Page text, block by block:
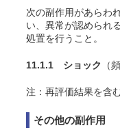
次の副作用があらわ
い、異常が認められ
処置を行うこと。
11.1.1 ショック （
注：再評価結果を含
その他の副作用